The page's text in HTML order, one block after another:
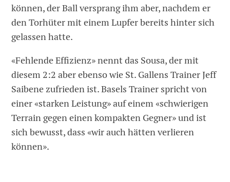
können, der Ball versprang ihm aber, nachdem er
den Torhüter mit einem Lupfer bereits hinter sich
gelassen hatte.
«Fehlende Effizienz» nennt das Sousa, der mit
diesem 2:2 aber ebenso wie St. Gallens Trainer Jeff
Saibene zufrieden ist. Basels Trainer spricht von
einer «starken Leistung» auf einem «schwierigen
Terrain gegen einen kompakten Gegner» und ist
sich bewusst, dass «wir auch hätten verlieren
können».